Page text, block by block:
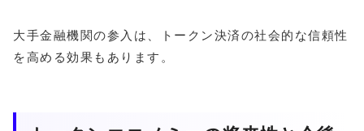
大手金融機関の参入は、トークン決済の社会的な信頼性
を高める効果もあります。